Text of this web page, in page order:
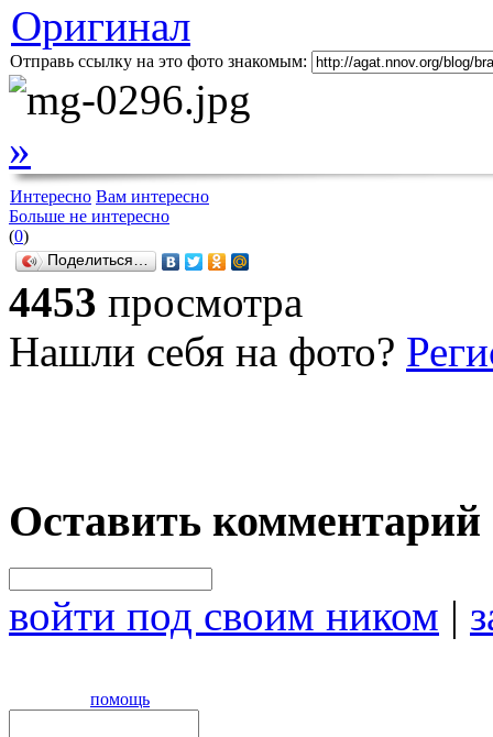
Оригинал
Отправь ссылку на это фото знакомым:
»
Интересно Вам интересно
Больше не интересно
(0)
Поделиться…
4453 просмотра
Нашли себя на фото?
Оставить комментарий
войти под своим ником |
помощь